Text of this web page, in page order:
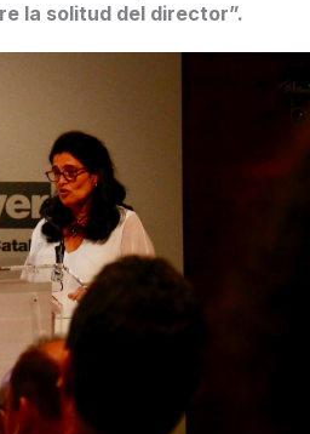
la solitud del director”.